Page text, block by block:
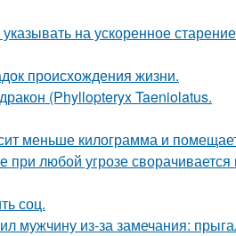
на ускоренное
происхождения жизни.
(Phyllopteryx Taeniolatus.
меньше килограмма и
любой угрозе
соц.
мужчину из-за замечания: